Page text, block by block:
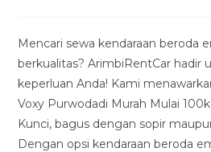
Mencari sewa kendaraan beroda
berkualitas? ArimbiRentCar hadir
keperluan Anda! Kami
Voxy Purwodadi Murah Mulai
Kunci, bagus dengan sopir
Dengan opsi kendaraan beroda